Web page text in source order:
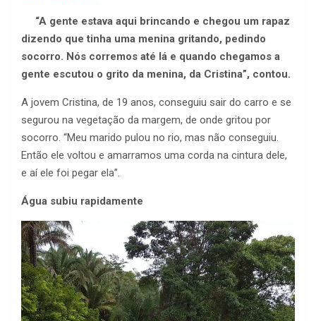
“A gente estava aqui brincando e chegou um rapaz
dizendo que tinha uma menina gritando, pedindo
socorro. Nós corremos até lá e quando chegamos a
gente escutou o grito da menina, da Cristina”, contou.
A jovem Cristina, de 19 anos, conseguiu sair do carro e se
segurou na vegetação da margem, de onde gritou por
socorro. “Meu marido pulou no rio, mas não conseguiu.
Então ele voltou e amarramos uma corda na cintura dele,
e aí ele foi pegar ela”.
Água subiu rapidamente